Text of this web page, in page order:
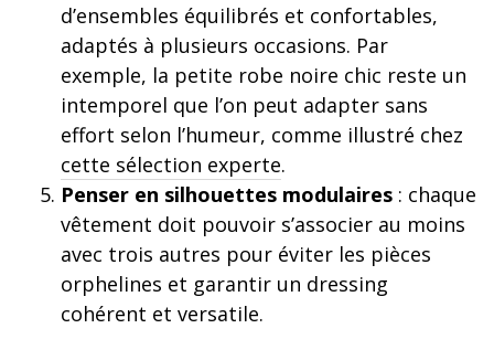
d’ensembles équilibrés et confortables,
adaptés à plusieurs occasions. Par
exemple, la petite robe noire chic reste un
intemporel que l’on peut adapter sans
effort selon l’humeur, comme illustré chez
cette sélection experte.
Penser en silhouettes modulaires : chaque
vêtement doit pouvoir s’associer au moins
avec trois autres pour éviter les pièces
orphelines et garantir un dressing
cohérent et versatile.